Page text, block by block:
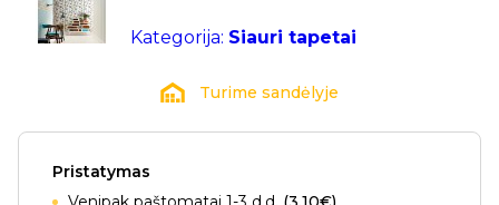
Kategorija: Siauri tapetai
Turime sandėlyje
Pristatymas